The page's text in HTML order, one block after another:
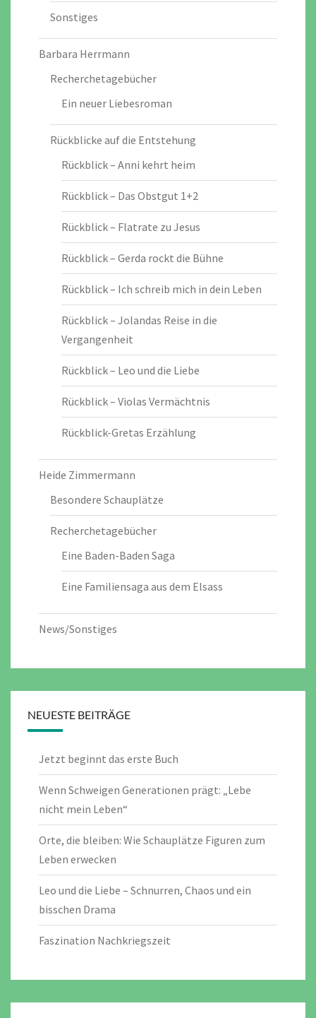
Sonstiges
Barbara Herrmann
Recherchetagebücher
Ein neuer Liebesroman
Rückblicke auf die Entstehung
Rückblick – Anni kehrt heim
Rückblick – Das Obstgut 1+2
Rückblick – Flatrate zu Jesus
Rückblick – Gerda rockt die Bühne
Rückblick – Ich schreib mich in dein Leben
Rückblick – Jolandas Reise in die
Vergangenheit
Rückblick – Leo und die Liebe
Rückblick – Violas Vermächtnis
Rückblick-Gretas Erzählung
Heide Zimmermann
Besondere Schauplätze
Recherchetagebücher
Eine Baden-Baden Saga
Eine Familiensaga aus dem Elsass
News/Sonstiges
NEUESTE BEITRÄGE
Jetzt beginnt das erste Buch
Wenn Schweigen Generationen prägt: „Lebe
nicht mein Leben“
Orte, die bleiben: Wie Schauplätze Figuren zum
Leben erwecken
Leo und die Liebe – Schnurren, Chaos und ein
bisschen Drama
Faszination Nachkriegszeit